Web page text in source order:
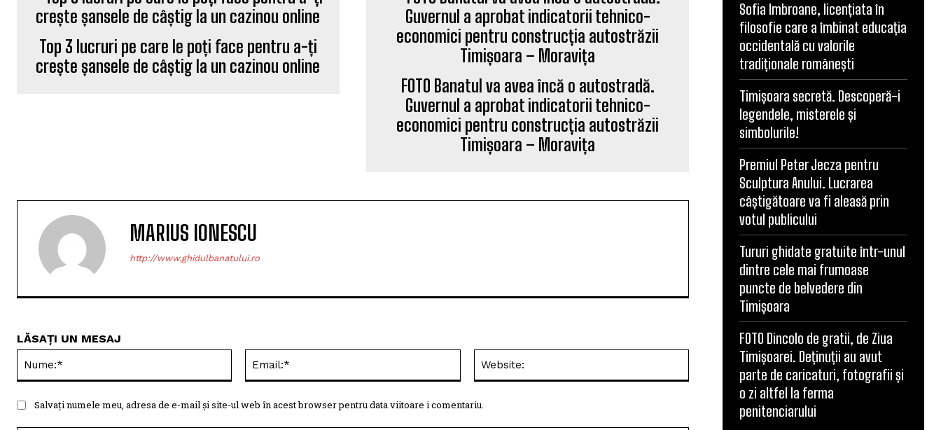
Top 3 lucruri pe care le poți face pentru a-ți
crește șansele de câștig la un cazinou online
FOTO Banatul va avea încă o autostradă.
Guvernul a aprobat indicatorii tehnico-
economici pentru construcția autostrăzii
Timișoara – Moravița
MARIUS IONESCU
http://www.ghidulbanatului.ro
LĂSAȚI UN MESAJ
Salvați numele meu, adresa de e-mail și site-ul web în acest browser pentru data viitoare i comentariu.
Sofia Imbroane, licențiata în
filosofie care a îmbinat educația
occidentală cu valorile
tradiționale românești
Timișoara secretă. Descoperă-i
legendele, misterele și
simbolurile!
Premiul Peter Jecza pentru
Sculptura Anului. Lucrarea
câștigătoare va fi aleasă prin
votul publicului
Tururi ghidate gratuite într-unul
dintre cele mai frumoase
puncte de belvedere din
Timișoara
FOTO Dincolo de gratii, de Ziua
Timișoarei. Deținuții au avut
parte de caricaturi, fotografii și
o zi altfel la ferma
penitenciarului